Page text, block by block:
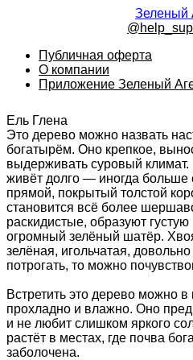
Зеленый
Публичная оферта
О компании
Приложение Зеленый
Ель Глена
Это дерево можно назвать
богатырём. Оно крепкое,
выдерживать суровый
живёт долго — иногда больше
прямой, покрытый толстой
становится всё более
раскидистые, образуют
огромный зелёный шатёр.
зелёная, игольчатая,
потрогать, то можно
Встретить это дерево можно в
прохладно и влажно. Оно
и не любит слишком яркого
растёт в местах, где почва
заболочена.